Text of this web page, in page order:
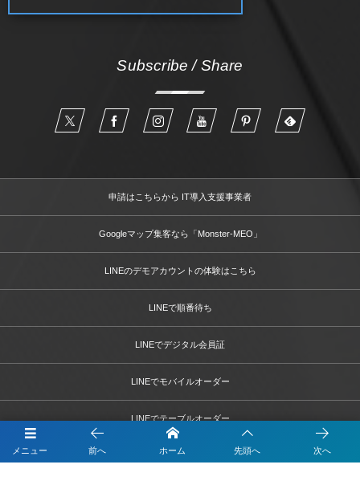
メニュー 前へ ホーム 先頭へ 次へ
Subscribe / Share
申請はこちらから IT導入支援事業者
Googleマップ集客なら「Monster-MEO」
LINEのデモアカウントの体験はこちら
LINEで順番待ち
LINEでデジタル会員証
LINEでモバイルオーダー
LINEでテーブルオーダー
LINEで予約